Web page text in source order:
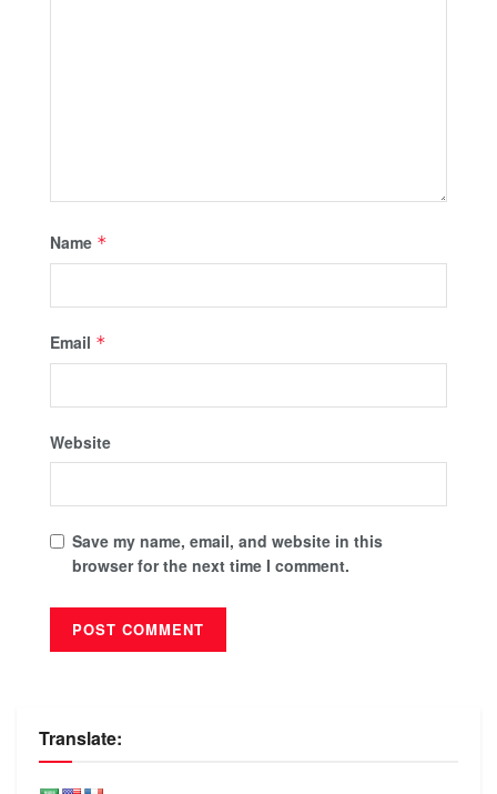
Name *
Email *
Website
Save my name, email, and website in this
browser for the next time I comment.
Translate: